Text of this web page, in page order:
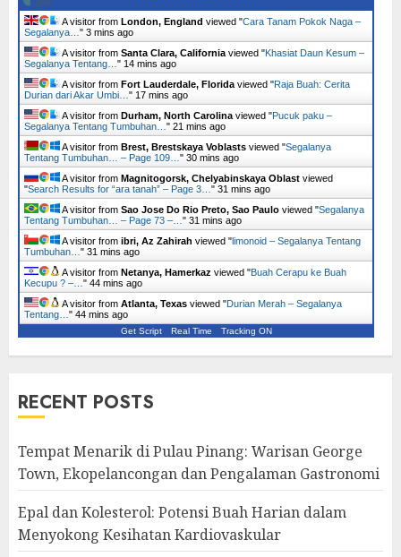
A visitor from London, England viewed "Cara Tanam Pokok Naga –
Segalanya… " 3 mins ago
A visitor from Santa Clara, California viewed "Khasiat Daun Kesum –
Segalanya Tentang… " 14 mins ago
A visitor from Fort Lauderdale, Florida viewed "Raja Buah: Cerita
Durian dari Akar Umbi… " 17 mins ago
A visitor from Durham, North Carolina viewed "Pucuk paku –
Segalanya Tentang Tumbuhan… " 21 mins ago
A visitor from Brest, Brestskaya Voblasts viewed "Segalanya
Tentang Tumbuhan… – Page 109… " 30 mins ago
A visitor from Magnitogorsk, Chelyabinskaya Oblast viewed
"Search Results for “ara tanah” – Page 3… " 31 mins ago
A visitor from Sao Jose Do Rio Preto, Sao Paulo viewed "Segalanya
Tentang Tumbuhan… – Page 73 –… " 31 mins ago
A visitor from ibri, Az Zahirah viewed "limonoid – Segalanya Tentang
Tumbuhan… " 31 mins ago
A visitor from Netanya, Hamerkaz viewed "Buah Cerapu ke Buah
Kecupu ? –… " 44 mins ago
A visitor from Atlanta, Texas viewed "Durian Merah – Segalanya
Tentang… " 44 mins ago
Get Script Real Time Tracking ON
RECENT POSTS
Tempat Menarik di Pulau Pinang: Warisan George
Town, Ekopelancongan dan Pengalaman Gastronomi
Epal dan Kolesterol: Potensi Buah Harian dalam
Menyokong Kesihatan Kardiovaskular